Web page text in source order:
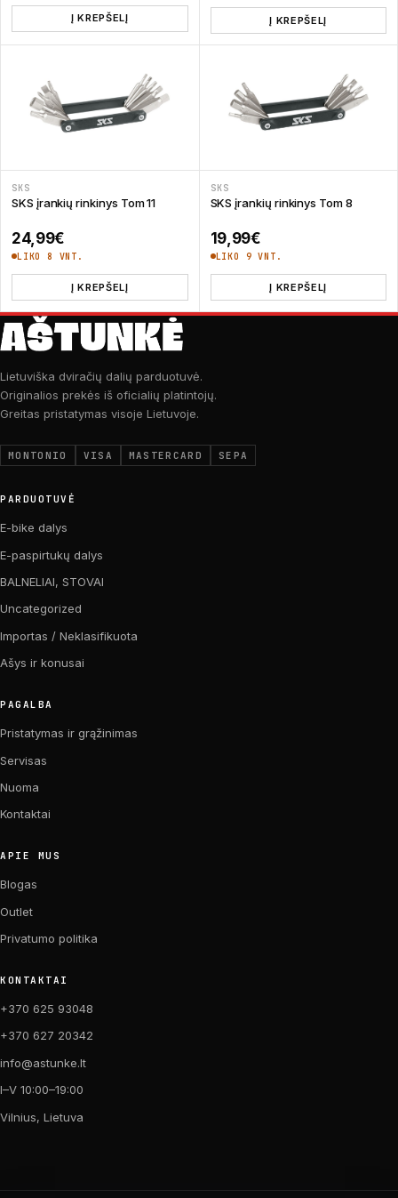
Į KREPŠELĮ Į KREPŠELĮ
SKS
SKS įrankių rinkinys Tom 11
24,99€
LIKO 8 VNT.
Į KREPŠELĮ
SKS
SKS įrankių rinkinys Tom 8
19,99€
LIKO 9 VNT.
Į KREPŠELĮ
Lietuviška dviračių dalių parduotuvė.
Originalios prekės iš oficialių platintojų.
Greitas pristatymas visoje Lietuvoje.
MONTONIO VISA MASTERCARD SEPA
PARDUOTUVĖ
E-bike dalys
E-paspirtukų dalys
BALNELIAI, STOVAI
Uncategorized
Importas / Neklasifikuota
Ašys ir konusai
PAGALBA
Pristatymas ir grąžinimas
Servisas
Nuoma
Kontaktai
APIE MUS
Blogas
Outlet
Privatumo politika
KONTAKTAI
+370 625 93048
+370 627 20342
info@astunke.lt
I–V 10:00–19:00
Vilnius, Lietuva